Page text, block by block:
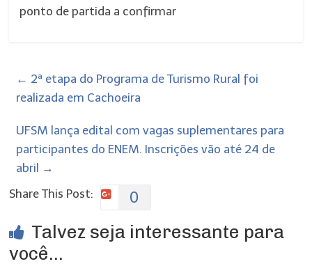
ponto de partida a confirmar
← 2ª etapa do Programa de Turismo Rural foi
realizada em Cachoeira
UFSM lança edital com vagas suplementares para
participantes do ENEM. Inscrições vão até 24 de
abril →
Share This Post:
0
Talvez seja interessante para
você...